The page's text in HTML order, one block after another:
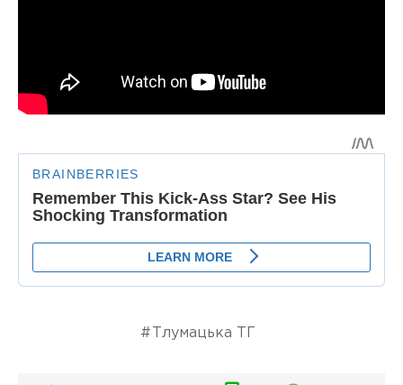
Тлумацька ТГ